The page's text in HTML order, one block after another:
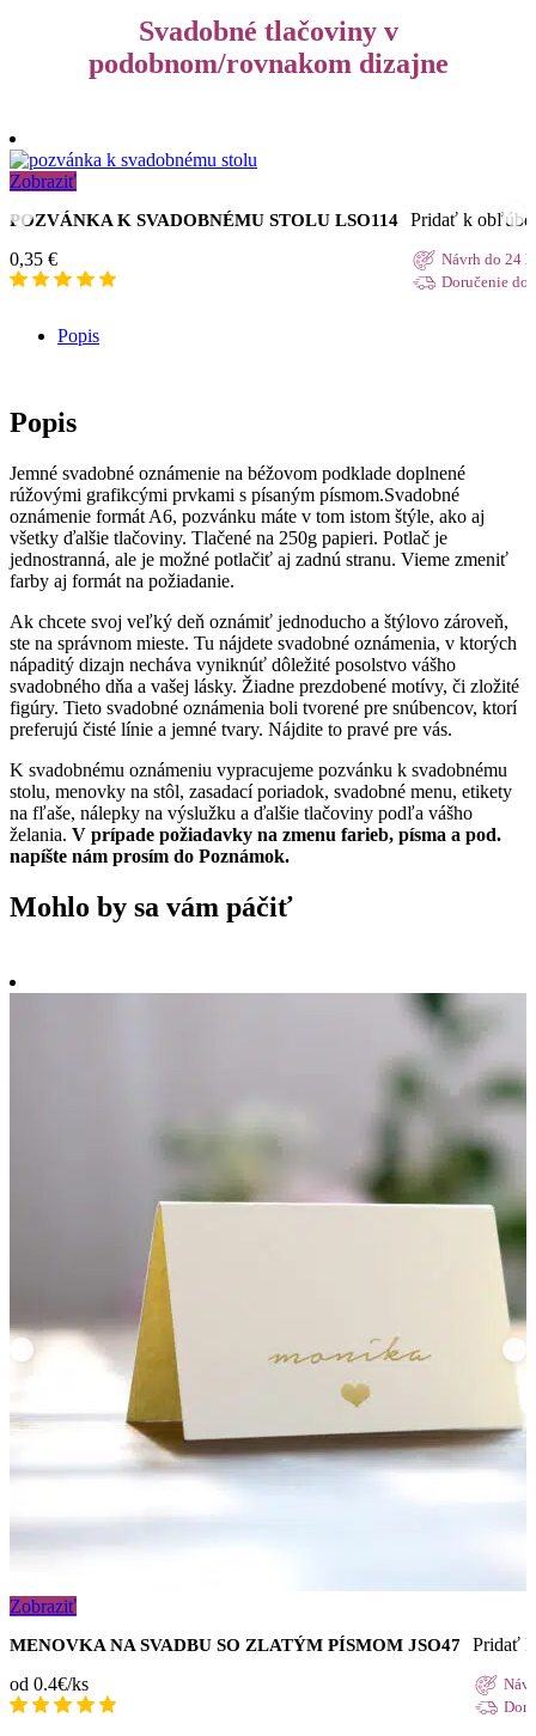
Svadobné tlačoviny v
podobnom/rovnakom dizajne
Zobraziť
POZVÁNKA K SVADOBNÉMU STOLU LSO114
Pridať k
0,35 €
Návrh do 24
Doručenie do
Popis
Popis
Jemné svadobné oznámenie na béžovom podklade doplnené
rúžovými grafikcými prvkami s písaným písmom.Svadobné
oznámenie formát A6, pozvánku máte v tom istom štýle, ako aj
všetky ďalšie tlačoviny. Tlačené na 250g papieri. Potlač je
jednostranná, ale je možné potlačiť aj zadnú stranu. Vieme zmeniť
farby aj formát na požiadanie.
Ak chcete svoj veľký deň oznámiť jednoducho a štýlovo zároveň,
ste na správnom mieste. Tu nájdete svadobné oznámenia, v ktorých
nápaditý dizajn necháva vyniknúť dôležité posolstvo vášho
svadobného dňa a vašej lásky. Žiadne prezdobené motívy, či zložité
figúry. Tieto svadobné oznámenia boli tvorené pre snúbencov, ktorí
preferujú čisté línie a jemné tvary. Nájdite to pravé pre vás.
K svadobnému oznámeniu vypracujeme pozvánku k svadobnému
stolu, menovky na stôl, zasadací poriadok, svadobné menu, etikety
na fľaše, nálepky na výslužku a ďalšie tlačoviny podľa vášho
želania. V prípade požiadavky na zmenu farieb, písma a pod.
napíšte nám prosím do Poznámok.
Mohlo by sa vám páčiť
Zobraziť
MENOVKA NA SVADBU SO ZLATÝM PÍSMOM JSO47
Pridať
od 0.4€/ks